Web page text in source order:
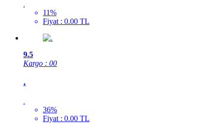
11%
Fiyat : 0.00 TL
9.5
Kargo : 00
.
.
36%
Fiyat : 0.00 TL